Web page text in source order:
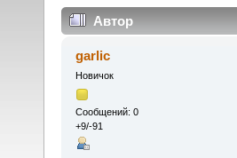
Автор
garlic
Новичок
Сообщений: 0
+9/-91